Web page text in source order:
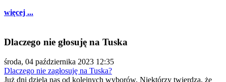
więcej ...
Dlaczego nie głosuję na Tuska
środa, 04 października 2023 12:35
Dlaczego nie zagłosuję na Tuska?
Już dni dzielą nas od kolejnych wyborów. Niektórzy twierdzą, że